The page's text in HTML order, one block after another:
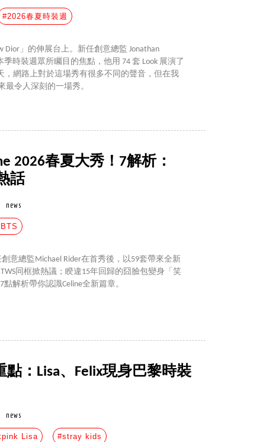
#2026春夏時裝週
」的伸展台上。新任創意總監 Jonathan
季時裝週眾所矚目的焦點，他用 74 套 Look 展演了
，網路上對於這場秀有很多不同的聲音，但在我
最令人深刻的一場秀。
2026春夏大秀！7解析：
話
news
意總監Michael Rider在首秀後，以59套帶來全新
同框掀熱議；睽違15年回歸的囧臉包變身「笑
解析帶你認識Celine全新篇章。
點：Lisa、Felix現身巴黎時裝
news
Lisa #stray kids